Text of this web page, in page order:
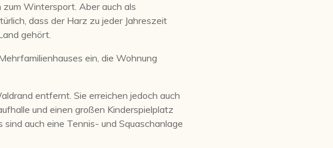
Wintersport. Aber auch als
dass der Harz zu jeder Jahreszeit
gehört.
ein, die Wohnung
entfernt. Sie erreichen jedoch auch
und einen großen Kinderspielplatz
auch eine Tennis- und Squaschanlage